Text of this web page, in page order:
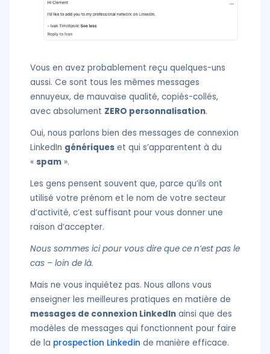
Vous en avez probablement reçu quelques-uns
aussi. Ce sont tous les mêmes messages
ennuyeux, de mauvaise qualité, copiés-collés,
avec absolument ZERO personnalisation.
Oui, nous parlons bien des messages de connexion
LinkedIn génériques et qui s’apparentent à du
« spam ».
Les gens pensent souvent que, parce qu’ils ont
utilisé votre prénom et le nom de votre secteur
d’activité, c’est suffisant pour vous donner une
raison d’accepter.
Nous sommes ici pour vous dire que ce n’est pas le
cas – loin de là.
Mais ne vous inquiétez pas. Nous allons vous
enseigner les meilleures pratiques en matière de
messages de connexion LinkedIn ainsi que des
modèles de messages qui fonctionnent pour faire
de la prospection Linkedin de manière efficace.